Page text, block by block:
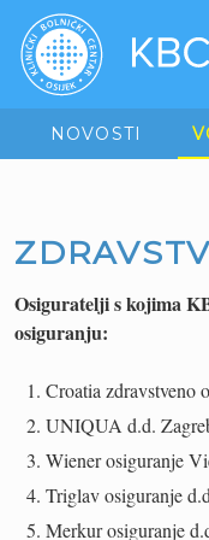
NOVOSTI
Osiguratelji s kojima
osiguranju:
Croatia zdravstveno
UNIQUA d.d.
Wiener osiguranje
Triglav osiguranje
Merkur osiguranje